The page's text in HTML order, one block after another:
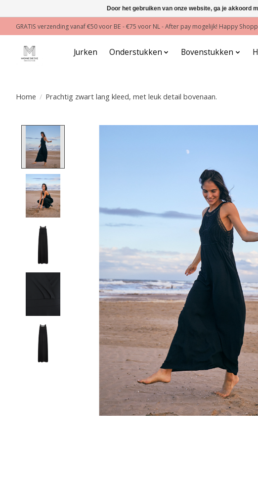
GRATIS verzending vanaf €50 voor BE - €75 voor NL - After pay mogelijk! Happy
Jurken Onderstukken Bovenstukken
Home / Prachtig zwart lang kleed, met leuk detail bovenaan.
Door het gebruiken van onze website, ga je akkoord